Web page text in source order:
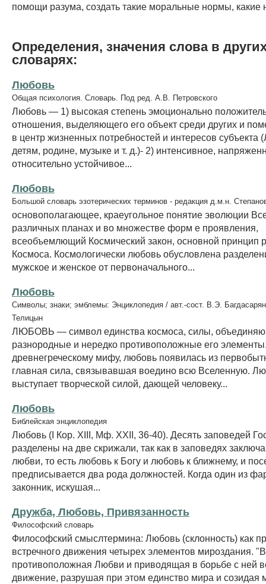
помощи разума, создать такие моральные нормы, какие
Определения, значения слова в
словарях:
Любовь
Общая психология. Словарь. Под ред. А.В. Петровского
Любовь — 1) высокая степень эмоционально
отношения, выделяющего его объект среди других и
в центр жизненных потребностей и интересов субъекта
детям, родине, музыке и т. д.)- 2) интенсивное,
относительно устойчивое...
Любовь
Большой словарь эзотерических терминов - редакция д.м.н.
основополагающее, краеугольное понятие эволюции
различных планах и во множестве форм е проявления,
всеобъемлющий Космический закон, основной принцип
Космоса. Космологически любовь обусловлена
мужское и женское от первоначального...
Любовь
Символы; знаки; эмблемы: Энциклопедия / авт.-сост. В.Э.
Телицын
ЛЮБОВЬ — символ единства космоса, силы,
разнородные и нередко противоположные его
древнегреческому мифу, любовь появилась из
главная сила, связывавшая воедино всю Вселенную.
выступает творческой силой, дающей человеку...
Любовь
Библейская энциклопедия
Любовь (I Кор. XIII, Мф. XXII, 36-40). Десять заповедей
разделены на две скрижали, так как в заповедях
любви, то есть любовь к Богу и любовь к ближнему, и
предписывается два рода должностей. Когда один из
законник, искушая...
Дружба, Любовь, Привязанность
Философский словарь
Философский смыслтермина: Любовь (склонность) как
встречного движения четырех элементов мироздания.
противоположная Любви и приводящая в борьбе с ней
движение, разрушая при этом единство мира и созидая